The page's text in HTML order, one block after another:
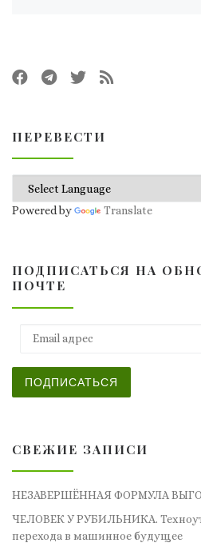
ПЕРЕВЕСТИ
Powered by Translate
ПОДПИСАТЬСЯ НА
ПОЧТЕ
ПОДПИСАТЬСЯ
СВЕЖИЕ ЗАПИСИ
НЕЗАВЕРШЁННАЯ ФОРМУЛА
ЧЕЛОВЕК У РУБИЛЬНИКА.
перехода в машинное будущее